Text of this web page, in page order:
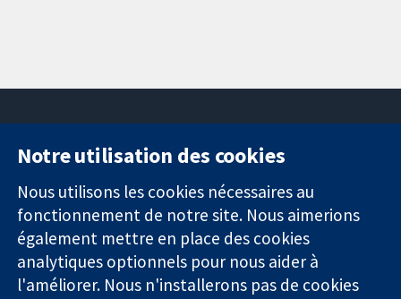
Des données
probantes.
Des décisions
éclairées.
Une meilleure
11-13 Cavendish
Square
Londres
W1G0AN
Royaume-Uni
nous
Actualités
Service de
presse
Qui sommes-
nous
Notre utilisation des cookies
Nous utilisons les cookies nécessaires au
fonctionnement de notre site. Nous aimerions
également mettre en place des cookies
analytiques optionnels pour nous aider à
l'améliorer. Nous n'installerons pas de cookies